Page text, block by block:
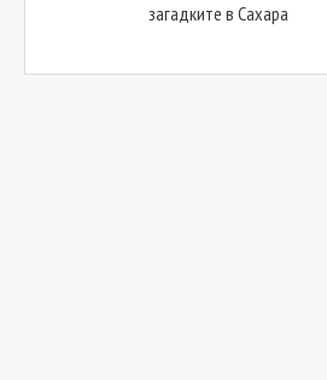
загадките в Сахара